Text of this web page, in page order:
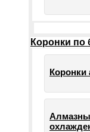
Коронки по
Коронки